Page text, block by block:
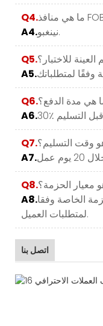
Q4.
A4.
نينغبو.
Q5.للاختبار؟
A5.
Q6.هي مدة الدفع؟
A6.
Q7.وقت التسليم؟
A7.
Q8.معيار الحزمة؟
A8.الخاصة وفقا
لمتطلبات العميل.
اتصل بنا